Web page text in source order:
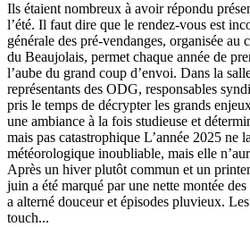
Ils étaient nombreux à avoir répondu
l’été. Il faut dire que le rendez-vous est
générale des pré-vendanges, organisée au
du Beaujolais, permet chaque année de
l’aube du grand coup d’envoi. Dans la
représentants des ODG, responsables
pris le temps de décrypter les grands
une ambiance à la fois studieuse et
mais pas catastrophique L’année 2025 ne
météorologique inoubliable, mais elle
Après un hiver plutôt commun et un
juin a été marqué par une nette montée
a alterné douceur et épisodes pluvieux.
touch...